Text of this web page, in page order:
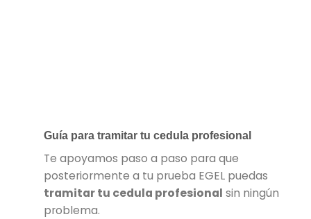
Guía para tramitar tu cedula profesional
Te apoyamos paso a paso para que
posteriormente a tu prueba EGEL puedas
tramitar tu cedula profesional sin ningún
problema.